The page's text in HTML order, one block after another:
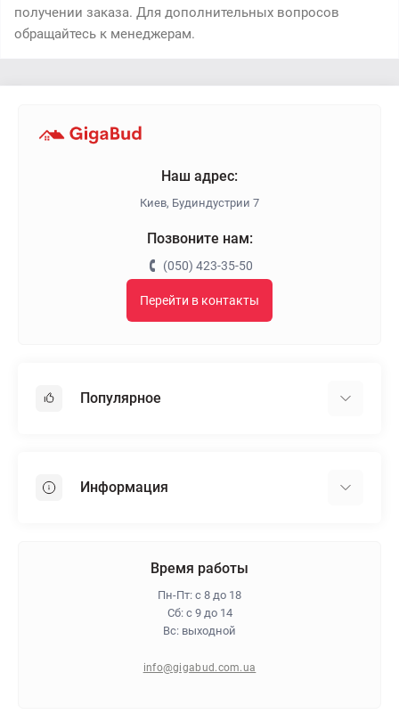
получении заказа. Для дополнительных вопросов
обращайтесь к менеджерам.
Наш адрес:
Киев, Будиндустрии 7
Позвоните нам:
(050) 423-35-50
Перейти в контакты
Популярное
Пенопласт
Информация
Политика конфиденциальности
Время работы
Пн-Пт: с 8 до 18
Сб: с 9 до 14
Вс: выходной
info@gigabud.com.ua